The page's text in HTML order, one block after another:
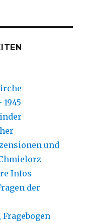
und
Infos
der